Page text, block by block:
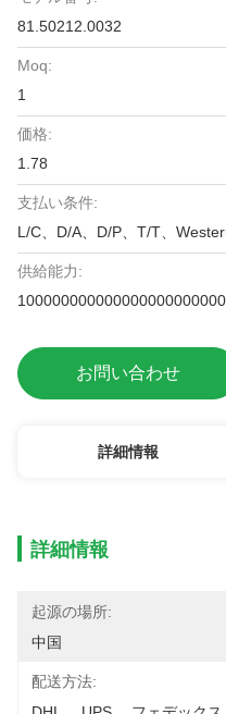
81.50212.0032
Moq:
1
価格:
1.78
支払い条件:
L/C、D/A、D/P、T/T、
供給能力:
100000000000000000000000
お問い合わせ
詳細情報
詳細情報
起源の場所:
中国
配送方法: